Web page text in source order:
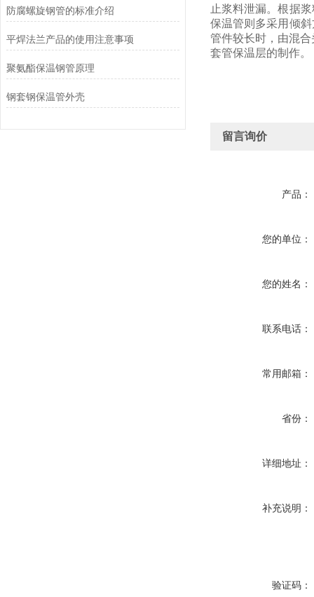
防腐螺旋钢管的标准介绍
平焊法兰产品的使用注意事项
聚氨酯保温钢管原理
钢套钢保温管外壳
止浆料泄漏。根据
保温管则多采用倾
管件较长时，由混
套管保温层的制作。
留言询价
产品：
您的单位：
您的姓名：
联系电话：
常用邮箱：
省份：
详细地址：
补充说明：
验证码：